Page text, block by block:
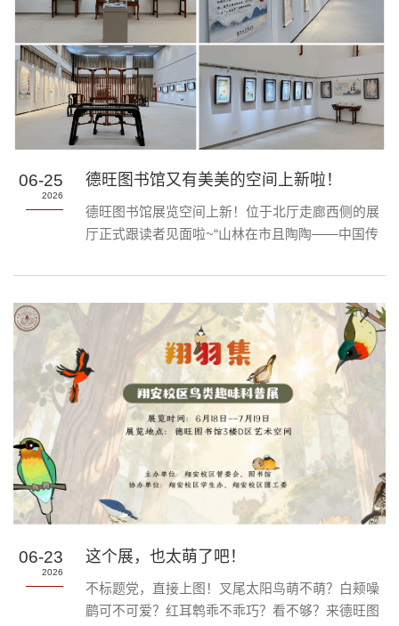
建设夯实人才根基。一、赛事组织主办单位：福建
省教育厅承办单位：...
06-25
2026
德旺图书馆又有美美的空间上新啦！
德旺图书馆展览空间上新！位于北厅走廊西侧的展
厅正式跟读者见面啦~“山林在市且陶陶——中国传
验。展览名称：山林在市且陶陶——中国传统文化
体验展展览时间：即日起至9月展览地点：德旺图
书馆展厅（北厅走廊西侧）展厅开放时间：周一到
周日9:00-17:00“且陶陶、乐尽天真。几时归去，作
个闲人。对一张琴，一壶酒，一溪云。” 展名取
自苏轼《行香子•述怀》，意谓不必远赴深山，...
06-23
2026
这个展，也太萌了吧！
不标题党，直接上图！叉尾太阳鸟萌不萌？白颊噪
鹛可不可爱？红耳鹎乖不乖巧？看不够？来德旺图